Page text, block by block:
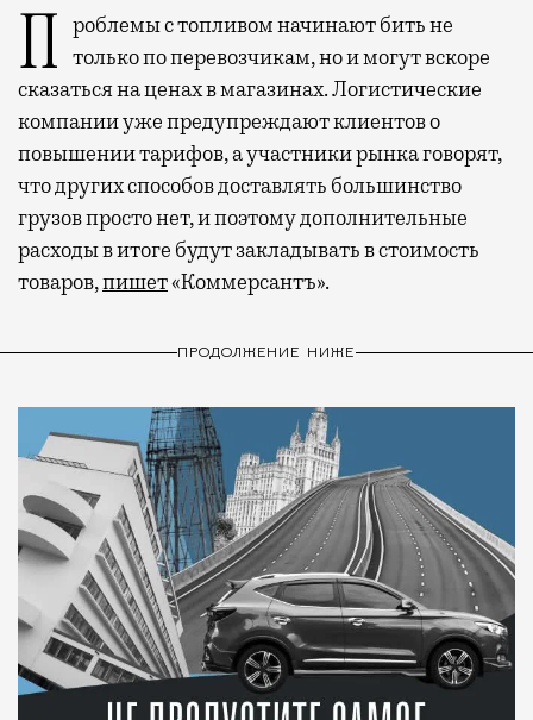
Проблемы с топливом начинают бить не только по перевозчикам, но и могут вскоре
сказаться на ценах в магазинах. Логистические
компании уже предупреждают клиентов о
повышении тарифов, а участники рынка говорят,
что других способов доставлять большинство
грузов просто нет, и поэтому дополнительные
расходы в итоге будут закладывать в стоимость
товаров,пишет«Коммерсантъ».
ПРОДОЛЖЕНИЕ НИЖЕ